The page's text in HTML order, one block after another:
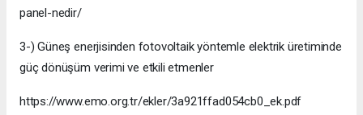
panel-nedir/
3-) Güneş enerjisinden fotovoltaik yöntemle elektrik üretiminde
güç dönüşüm verimi ve etkili etmenler
https://www.emo.org.tr/ekler/3a921ffad054cb0_ek.pdf